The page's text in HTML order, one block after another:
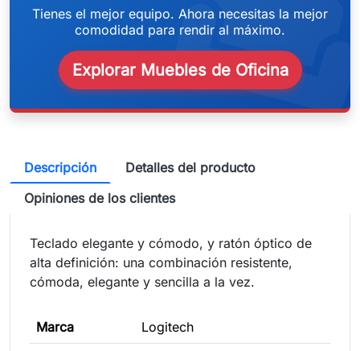
Tienes el mejor equipo. Ahora necesitas la mejor
comodidad para rendir al máximo.
Explorar Muebles de Oficina
Descripción
Detalles del producto
Opiniones de los clientes
Teclado elegante y cómodo, y ratón óptico de
alta definición: una combinación resistente,
cómoda, elegante y sencilla a la vez.
Marca Logitech